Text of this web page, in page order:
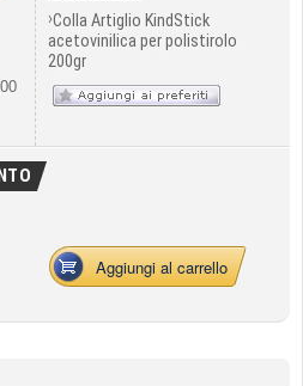
›Colla Artiglio KindStick
acetovinilica per polistirolo
200gr
Aggiungi al carrello